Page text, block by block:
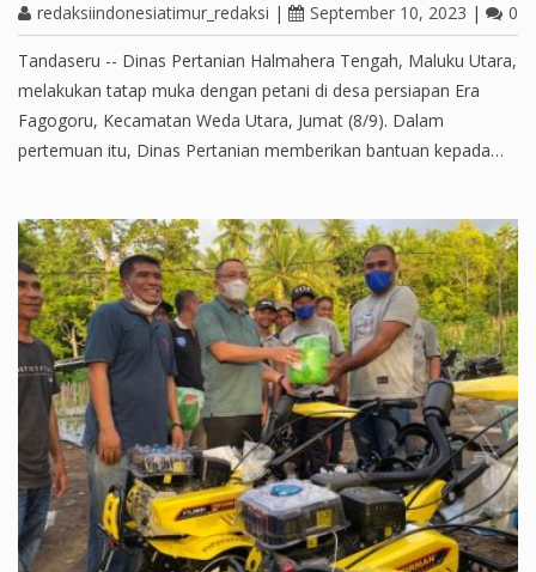
redaksiindonesiatimur_redaksi | September 10, 2023 | 0
Tandaseru -- Dinas Pertanian Halmahera Tengah, Maluku Utara,
melakukan tatap muka dengan petani di desa persiapan Era
Fagogoru, Kecamatan Weda Utara, Jumat (8/9). Dalam
pertemuan itu, Dinas Pertanian memberikan bantuan kepada…